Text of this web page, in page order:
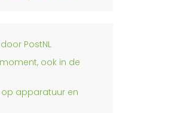
PostNL
ook in de
apparatuur en